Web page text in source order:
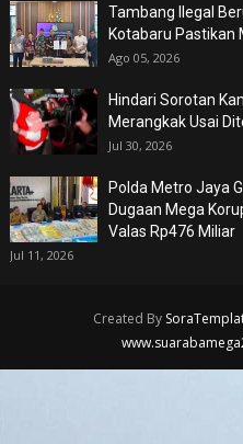
Tambang Ilegal
Kotabaru Pastikan
Ago 05, 2026
Hindari Sorotan
Merangkak Usai
Jul 30, 2026
Polda Metro Jaya
Dugaan Mega
Valas Rp476 Miliar
Jul 11, 2026
Created By